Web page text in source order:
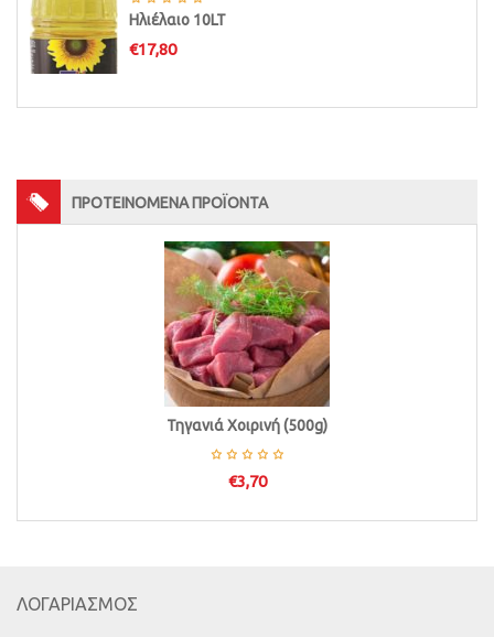
Ηλιέλαιο 10LT
€17,80
ΠΡΟΤΕΙΝΟΜΕΝΑ ΠΡΟΪΟΝΤΑ
Τηγανιά Χοιρινή (500g)
€3,70
ΛΟΓΑΡΙΑΣΜΟΣ